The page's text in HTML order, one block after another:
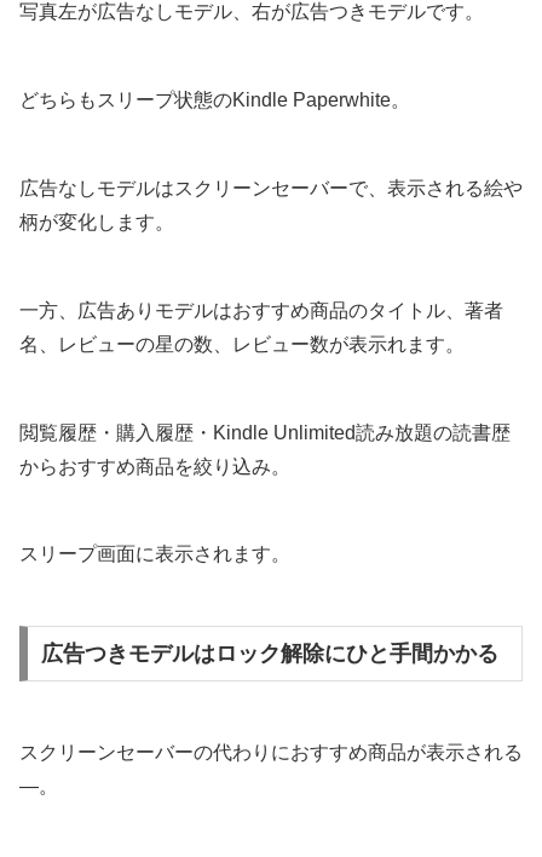
写真左が広告なしモデル、右が広告つきモデルです。
どちらもスリープ状態のKindle Paperwhite。
広告なしモデルはスクリーンセーバーで、表示される絵や
柄が変化します。
一方、広告ありモデルはおすすめ商品のタイトル、著者
名、レビューの星の数、レビュー数が表示れます。
閲覧履歴・購入履歴・Kindle Unlimited読み放題の読書歴
からおすすめ商品を絞り込み。
スリープ画面に表示されます。
広告つきモデルはロック解除にひと手間かかる
スクリーンセーバーの代わりにおすすめ商品が表示される
―。